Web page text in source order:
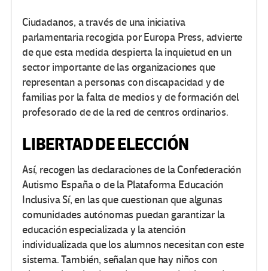
Ciudadanos, a través de una iniciativa
parlamentaria recogida por Europa Press, advierte
de que esta medida despierta la inquietud en un
sector importante de las organizaciones que
representan a personas con discapacidad y de
familias por la falta de medios y de formación del
profesorado de de la red de centros ordinarios.
LIBERTAD DE ELECCIÓN
Así, recogen las declaraciones de la Confederación
Autismo España o de la Plataforma Educación
Inclusiva Sí, en las que cuestionan que algunas
comunidades autónomas puedan garantizar la
educación especializada y la atención
individualizada que los alumnos necesitan con este
sistema. También, señalan que hay niños con